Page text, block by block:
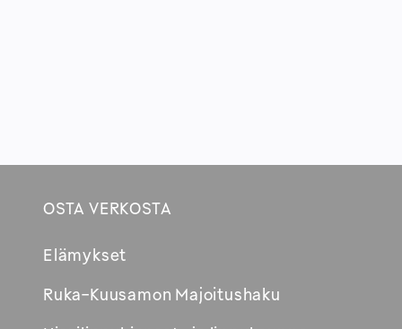
OSTA VERKOSTA
Elämykset
Ruka-Kuusamon Majoitushaku